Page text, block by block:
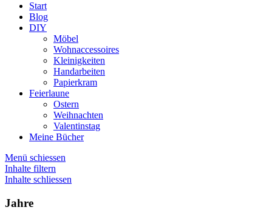
Start
Blog
DIY
Möbel
Wohnaccessoires
Kleinigkeiten
Handarbeiten
Papierkram
Feierlaune
Ostern
Weihnachten
Valentinstag
Meine Bücher
Menü schiessen
Inhalte filtern
Inhalte schliessen
Jahre